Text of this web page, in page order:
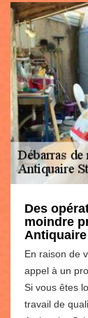
Des
moindre
En raison de
appel à un
Si vous êtes
travail de